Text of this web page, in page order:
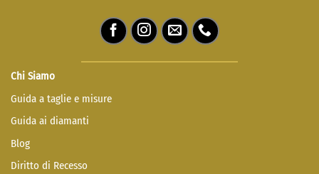
Chi Siamo
Guida a taglie e misure
Guida ai diamanti
Blog
Diritto di Recesso